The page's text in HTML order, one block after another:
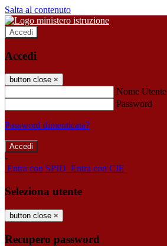
Salta al contenuto
Accedi
Accedi
button close ×
Nome Utente
Password
Password dimenticata?
-
Entra con SPID Entra con CIE
Seleziona utente
button close ×
Recupero password